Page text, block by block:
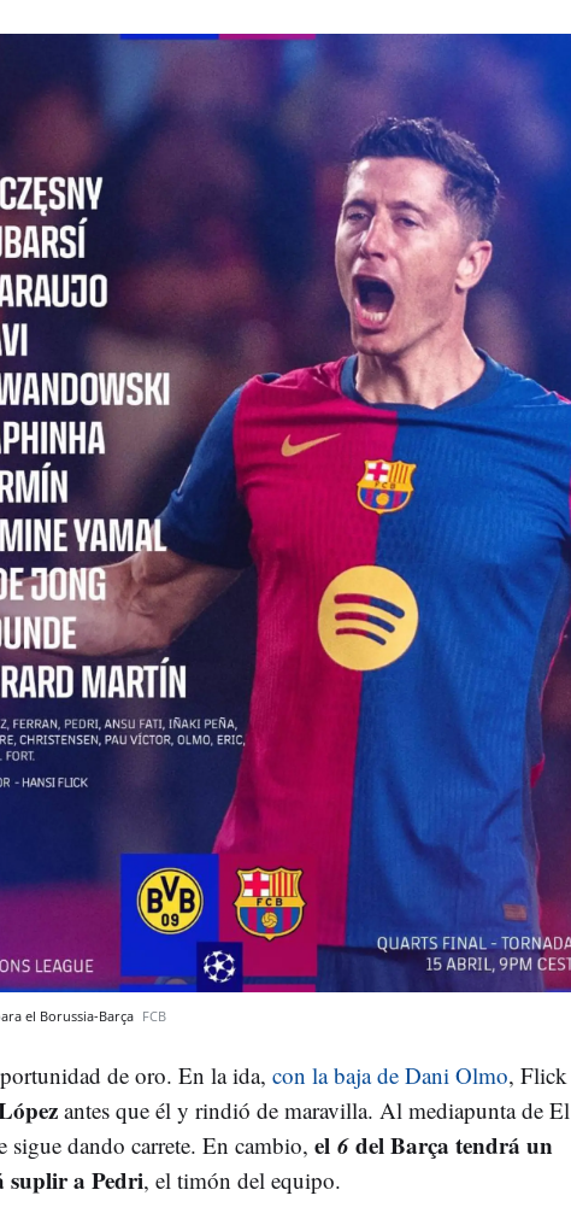
el Borussia-Barça FCB
de oro. En la ida, con la baja de Dani Olmo, Flick
antes que él y rindió de maravilla. Al mediapunta de El
dando carrete. En cambio, el 6del Barça tendrá un
suplir a Pedri, el timón del equipo.